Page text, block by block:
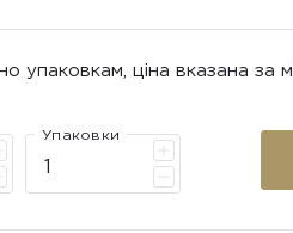
упаковкам, ціна вказана за
Упаковки